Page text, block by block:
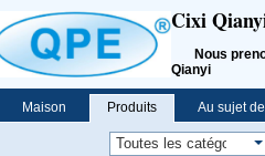
Cixi
Nous
Qianyi
Maison Produits Au sujet